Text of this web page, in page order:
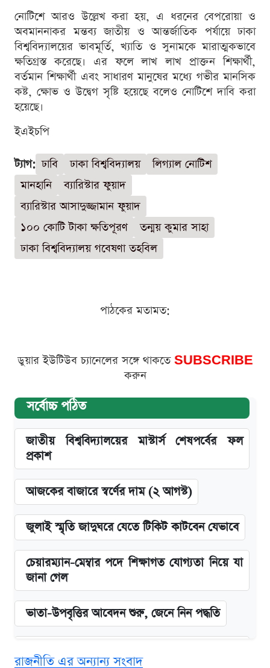
নোটিশে আরও উল্লেখ করা হয়, এ ধরনের বেপরোয়া ও
অবমাননাকর মন্তব্য জাতীয় ও আন্তর্জাতিক পর্যায়ে ঢাকা
বিশ্ববিদ্যালয়ের ভাবমূর্তি, খ্যাতি ও সুনামকে মারাত্মকভাবে
ক্ষতিগ্রস্ত করেছে। এর ফলে লাখ লাখ প্রাক্তন শিক্ষার্থী,
বর্তমান শিক্ষার্থী এবং সাধারণ মানুষের মধ্যে গভীর মানসিক
কষ্ট, ক্ষোভ ও উদ্বেগ সৃষ্টি হয়েছে বলেও নোটিশে দাবি করা
হয়েছে।
ইএইচপি
ট্যাগ: ঢাবি ঢাকা বিশ্ববিদ্যালয়
লিগ্যাল নোটিশ
মানহানি
ব্যারিস্টার ফুয়াদ
ব্যারিস্টার আসাদুজ্জামান ফুয়াদ
১০০ কোটি টাকা ক্ষতিপূরণ
তন্ময় কুমার সাহা
ঢাকা বিশ্ববিদ্যালয় গবেষণা তহবিল
পাঠকের মতামত:
ডুয়ার ইউটিউব চ্যানেলের সঙ্গে থাকতে SUBSCRIBE
করুন
সর্বোচ্চ পঠিত
জাতীয় বিশ্ববিদ্যালয়ের মাস্টার্স শেষপর্বের ফল
প্রকাশ
আজকের বাজারে স্বর্ণের দাম (২ আগস্ট)
জুলাই স্মৃতি জাদুঘরে যেতে টিকিট কাটবেন যেভাবে
চেয়ারম্যান-মেম্বার পদে শিক্ষাগত যোগ্যতা নিয়ে যা
জানা গেল
ভাতা-উপবৃত্তির আবেদন শুরু, জেনে নিন পদ্ধতি
খান
রাজনীতি এর অন্যান্য সংবাদ